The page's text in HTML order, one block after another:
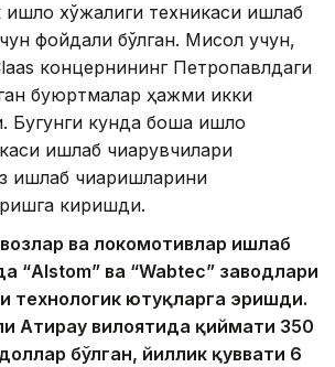
хўжалиги техникаси ишлаб
фойдали бўлган. Мисол учун,
концернининг Петропавлдаги
буюртмалар ҳажми икки
кунда бошқа қишлоқ
ишлаб чиқарувчилари
ишлаб чиқаришларини
киришди.
ва локомотивлар ишлаб
“Alstom” ва “Wabtec” заводлари
технологик ютуқларга эришди.
Атирау вилоятида қиймати 350
бўлган, йиллик қуввати 6